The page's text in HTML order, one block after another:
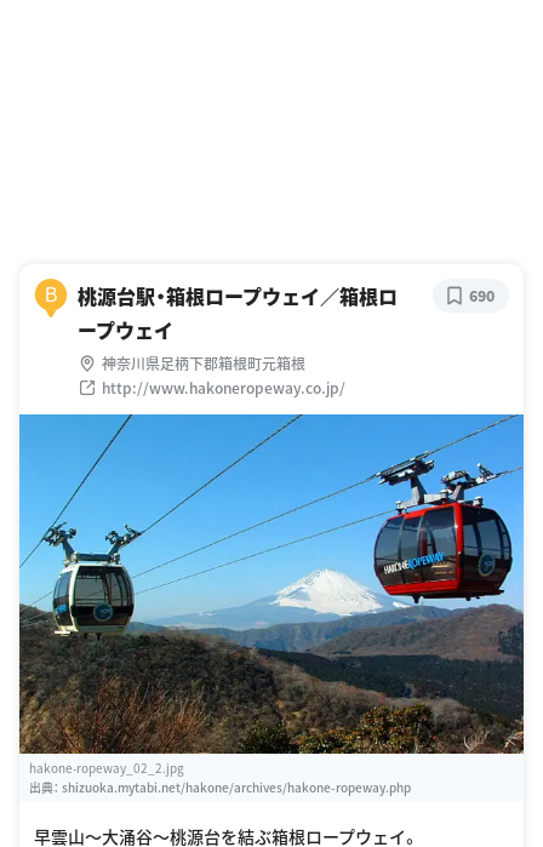
B
桃源台駅・箱根ロープウェイ／箱根ロ
ープウェイ
神奈川県足柄下郡箱根町元箱根
http://www.hakoneropeway.co.jp/
690
hakone-ropeway_02_2.jpg
出典： shizuoka.mytabi.net/hakone/archives/hakone-ropeway.php
早雲山〜大涌谷〜桃源台を結ぶ箱根ロープウェイ。